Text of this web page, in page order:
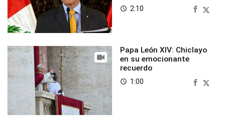
access_time 2:10
Papa León XIV: Chiclayo
en su emocionante
recuerdo
access_time 1:00